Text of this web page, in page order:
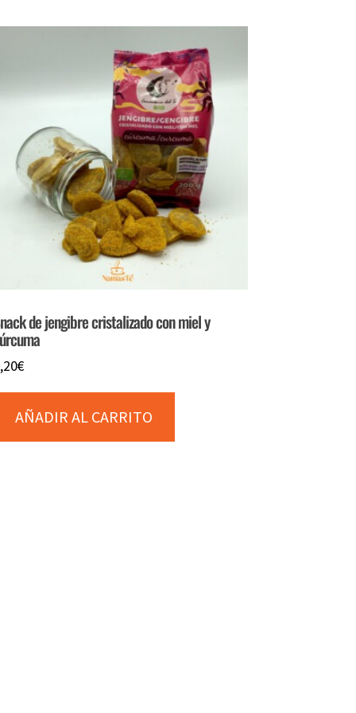
de jengibre cristalizado con miel y
€
AÑADIR AL CARRITO